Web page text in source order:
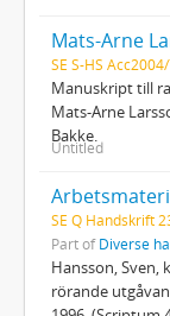
Mats-Arne
SE S-HS
Manuskript till
Mats-Arne
Bakke.
Untitled
SE Q Handskrift
Part ofDiverse
Hansson, Sven,
rörande